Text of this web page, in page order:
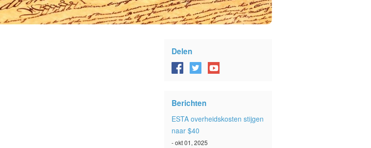
Delen
Berichten
ESTA overheidskosten stijgen
naar $40
- okt 01, 2025